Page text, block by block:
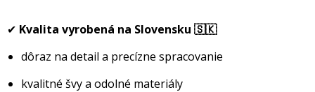
✔ Kvalita vyrobená na Slovensku 🇸🇰
dôraz na detail a precízne spracovanie
kvalitné švy a odolné materiály